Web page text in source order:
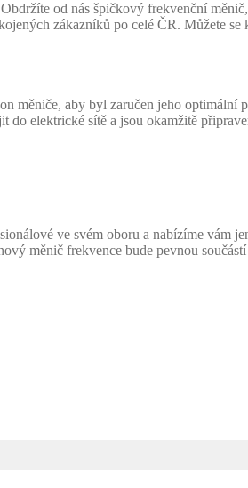
od nás špičkový frekvenční
zákazníků po celé ČR. Můžete
měniče, aby byl zaručen jeho optimální
do elektrické sítě a jsou okamžitě
ve svém oboru a nabízíme vám
měnič frekvence bude pevnou